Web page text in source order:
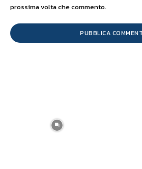
prossima volta che commento.